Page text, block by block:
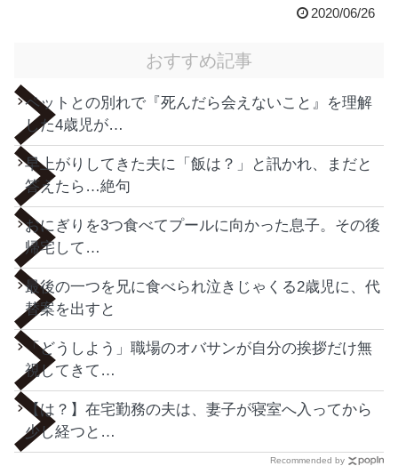
2020/06/26
おすすめ記事
ペットとの別れで『死んだら会えないこと』を理解
した4歳児が…
早上がりしてきた夫に「飯は？」と訊かれ、まだと
答えたら…絶句
おにぎりを3つ食べてプールに向かった息子。その後
帰宅して…
最後の一つを兄に食べられ泣きじゃくる2歳児に、代
替案を出すと
「どうしよう」職場のオバサンが自分の挨拶だけ無
視してきて…
【は？】在宅勤務の夫は、妻子が寝室へ入ってから
少し経つと…
Recommended by